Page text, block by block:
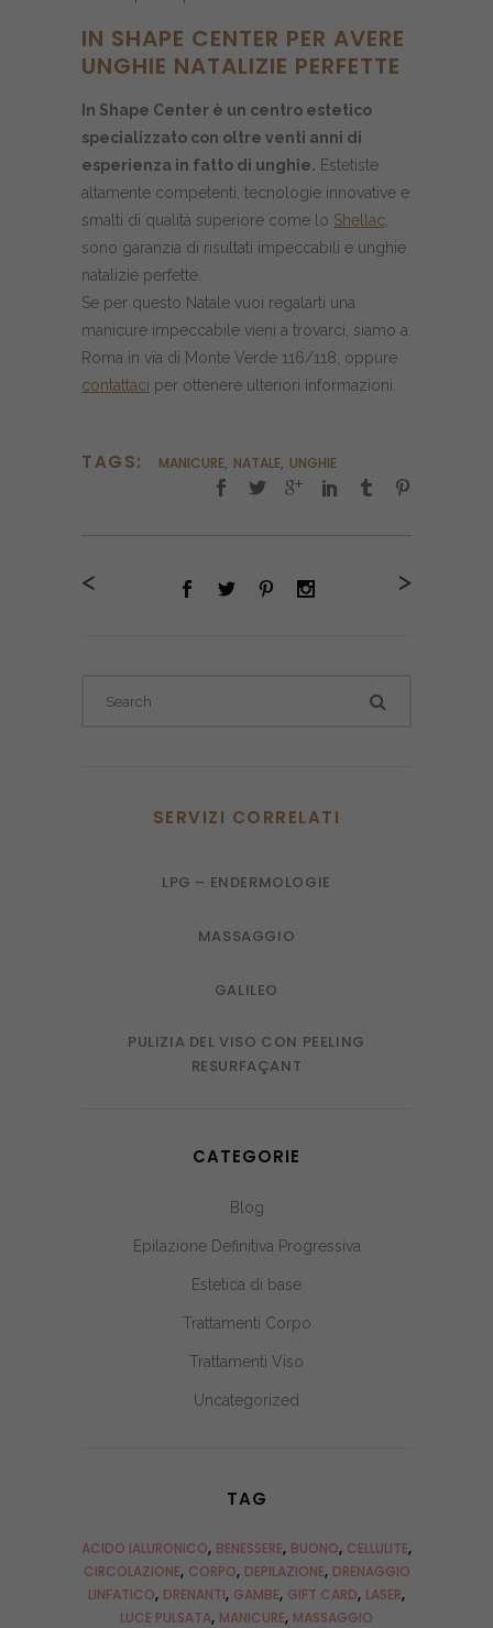
IN SHAPE CENTER PER AVERE
UNGHIE NATALIZIE PERFETTE
In Shape Center è un centro estetico
specializzato con oltre venti anni di
esperienza in fatto di unghie. Estetiste
altamente competenti, tecnologie innovative e
smalti di qualità superiore come lo Shellac
sono garanzia di risultati impeccabili e unghie
natalizie perfette.
Se per questo Natale vuoi regalarti una
manicure impeccabile vieni a trovarci, siamo a
Roma in via di Monte Verde 116/118, oppure
contattaci per ottenere ulteriori informazioni.
TAGS: MANICURE, NATALE, UNGHIE
< >
SERVIZI CORRELATI
LPG – ENDERMOLOGIE
MASSAGGIO
GALILEO
PULIZIA DEL VISO CON PEELING
RESURFAÇANT
CATEGORIE
Blog
Epilazione Definitiva Progressiva
Estetica di base
Trattamenti Corpo
Trattamenti Viso
Uncategorized
TAG
ACIDO IALURONICO BENESSERE BUONO CELLULITE
CIRCOLAZIONE CORPO DEPILAZIONE DRENAGGIO
LINFATICO DRENANTI GAMBE GIFT CARD LASER
LUCE PULSATA MANICURE MASSAGGIO